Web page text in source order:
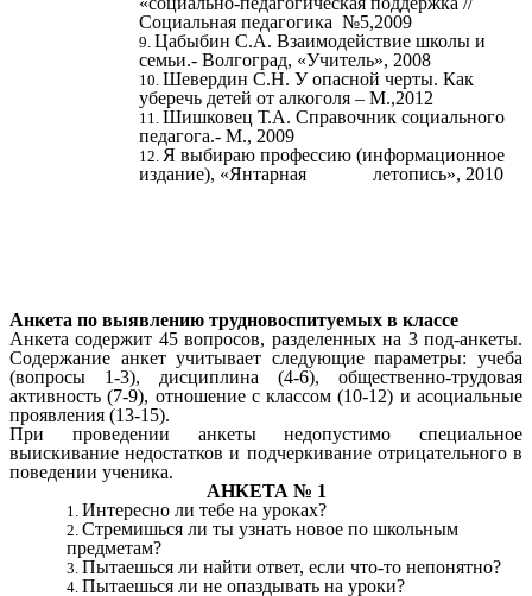
Социальная педагогика №5,2009
Цабыбин С.А. Взаимодействие школы и
семьи.- Волгоград, «Учитель», 2008
Шевердин С.Н. У опасной черты. Как
уберечь детей от алкоголя – М.,2012
Шишковец Т.А. Справочник социального
педагога.- М., 2009
Я выбираю профессию (информационное
издание), «Янтарная летопись», 2010
Анкета по выявлению трудновоспитуемых в классе
Анкета содержит 45 вопросов, разделенных на 3 под-анкеты.
Содержание анкет учитывает следующие параметры: учеба
(вопросы 1-3), дисциплина (4-6), общественно-трудовая
активность (7-9), отношение с классом (10-12) и асоциальные
проявления (13-15).
При проведении анкеты недопустимо специальное
выискивание недостатков и подчеркивание отрицательного в
поведении ученика.
АНКЕТА № 1
Интересно ли тебе на уроках?
Стремишься ли ты узнать новое по школьным
предметам?
Пытаешься ли найти ответ, если что-то непонятно?
Пытаешься ли не опаздывать на уроки?